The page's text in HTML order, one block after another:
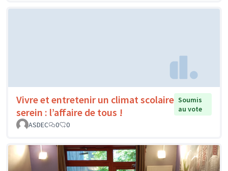
Vivre et entretenir un climat scolaire
serein : l’affaire de tous !
Soumis
au vote
ASDEC
0 0